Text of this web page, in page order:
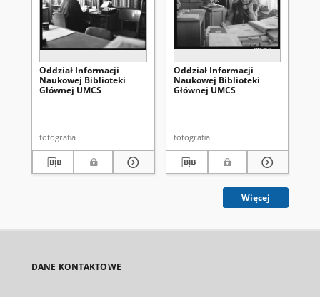
Oddział Informacji
Naukowej Biblioteki
Głównej UMCS
fotografia
Oddział Informacji
Naukowej Biblioteki
Głównej UMCS
fotografia
Więcej
DANE KONTAKTOWE